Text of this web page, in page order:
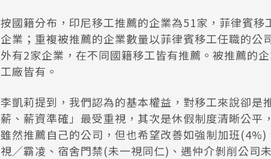
按國籍分布，印尼移工推薦的企業為51家，菲律賓
企業；重複被推薦的企業數量以菲律賓移工任職的
外有2家企業，在不同國籍移工皆有推薦。被推薦的
工廠皆有。
李凱莉提到，我們認為的基本權益，對移工來說卻是
薪、薪資準確」最受重視，其次是休假制度清晰公平
雖然推薦自己的公司，但也希望改善如強制加班
視／霸凌、宿舍門禁(未一視同仁)、遇仲介剝削公司